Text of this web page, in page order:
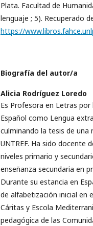
Plata. Facultad de
lenguaje ; 5). Recuperado
https://
Biografía del autor/a
Alicia Rodríguez Loredo
Es Profesora en Letras por
Español como Lengua
culminando la tesis de una
UNTREF. Ha sido docente
niveles primario y
enseñanza secundaria en
Durante su estancia en
de alfabetización inicial en
Cáritas y Escola
pedagógica de las